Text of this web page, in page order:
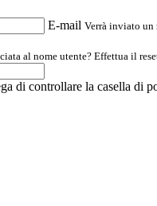
E-mail Verrà inviato un
al nome utente? Effettua il
di controllare la casella di